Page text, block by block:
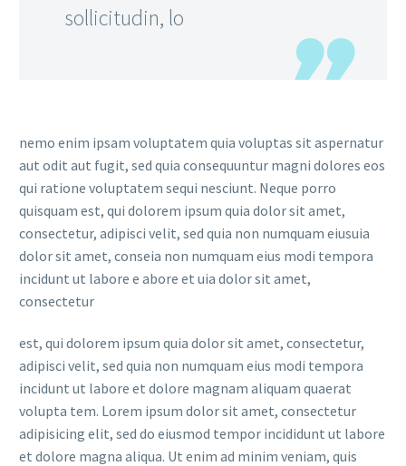
sollicitudin, lo
nemo enim ipsam voluptatem quia voluptas sit aspernatur
aut odit aut fugit, sed quia consequuntur magni dolores eos
qui ratione voluptatem sequi nesciunt. Neque porro
quisquam est, qui dolorem ipsum quia dolor sit amet,
consectetur, adipisci velit, sed quia non numquam eiusuia
dolor sit amet, conseia non numquam eius modi tempora
incidunt ut labore e abore et uia dolor sit amet,
consectetur
est, qui dolorem ipsum quia dolor sit amet, consectetur,
adipisci velit, sed quia non numquam eius modi tempora
incidunt ut labore et dolore magnam aliquam quaerat
volupta tem. Lorem ipsum dolor sit amet, consectetur
adipisicing elit, sed do eiusmod tempor incididunt ut labore
et dolore magna aliqua. Ut enim ad minim veniam, quis